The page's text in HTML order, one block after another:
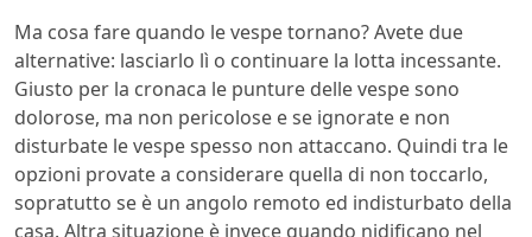
Ma cosa fare quando le vespe tornano? Avete due
alternative: lasciarlo lì o continuare la lotta incessante.
Giusto per la cronaca le punture delle vespe sono
dolorose, ma non pericolose e se ignorate e non
disturbate le vespe spesso non attaccano. Quindi tra le
opzioni provate a considerare quella di non toccarlo,
sopratutto se è un angolo remoto ed indisturbato della
casa. Altra situazione è invece quando nidificano nel